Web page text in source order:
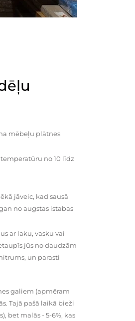
mēbeļu plātnes
no 10 līdz
jāveic, kad sausā
no augstas istabas
ar laku, vasku vai
jūs no daudzām
un parasti
galiem (apmēram
Tajā pašā laikā bieži
bet malās - 5-6%, kas